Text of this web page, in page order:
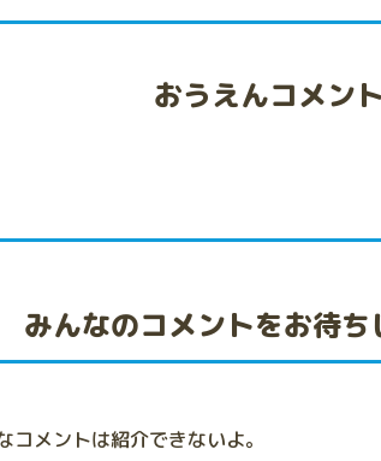
おうえんコメント
みんなのコメントをお待ち
メントは紹介できないよ。